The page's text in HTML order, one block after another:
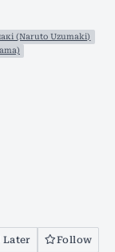
(Naruto Uzumaki)
Later Follow